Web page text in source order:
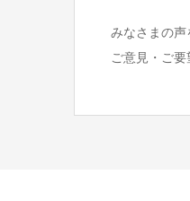
みなさまの声
ご意見・ご要